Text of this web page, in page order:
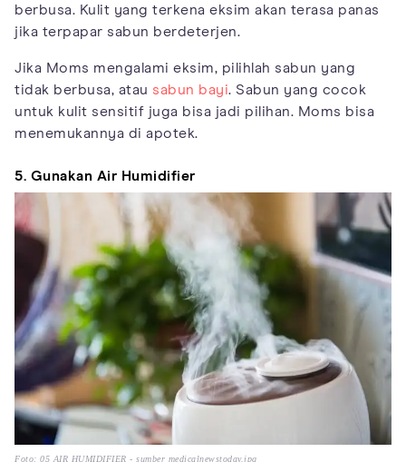
berbusa. Kulit yang terkena eksim akan terasa panas
jika terpapar sabun berdeterjen.
Jika Moms mengalami eksim, pilihlah sabun yang
tidak berbusa, atau sabun bayi. Sabun yang cocok
untuk kulit sensitif juga bisa jadi pilihan. Moms bisa
menemukannya di apotek.
5. Gunakan Air Humidifier
Foto: 05 AIR HUMIDIFIER - sumber medicalnewstoday.jpg